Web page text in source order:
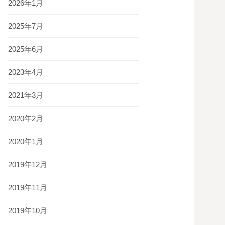
2026年1月
2025年7月
2025年6月
2023年4月
2021年3月
2020年2月
2020年1月
2019年12月
2019年11月
2019年10月